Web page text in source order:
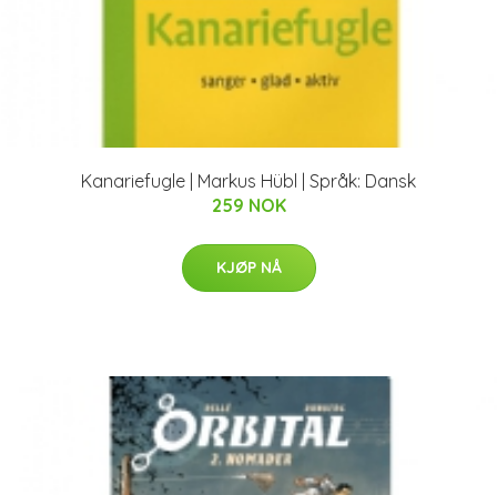
Kanariefugle | Markus Hübl | Språk: Dansk
259 NOK
KJØP NÅ